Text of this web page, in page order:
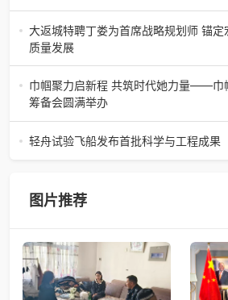
“深海极鲜，至尊金枪鱼”苏州吴中白金
开鱼品鉴仪式圆满落幕2026年4月17日
白金汉爵大酒店大
大返城特聘丁娄为首席战略规划师 锚
质量发展
2026年4月16日，大返城（浙江）科技
约仪式，正式特聘丁娄先生担任公司首
强强联合，是大返城集团深度
巾帼聚力启新程 共筑时代她力量——巾
筹备会圆满举办
巾帼聚力启新程 共筑时代她力量——巾
筹备会圆满举办2026年4月15日，巾帼
轻舟试验飞船发布首批科学与工程成果
果。据中国科学院微小卫星
图片推荐